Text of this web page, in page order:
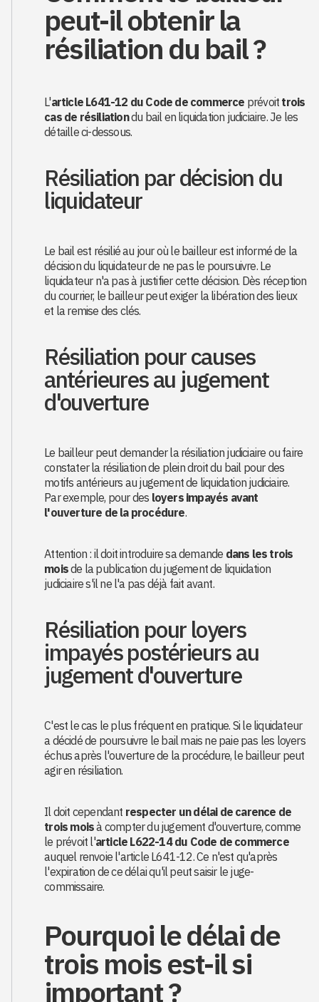
peut-il obtenir la
résiliation du bail ?
L'article L641-12 du Code de commerce prévoit trois
cas de résiliationdu bail en liquidation judiciaire. Je les
détaille ci-dessous.
Résiliation par décision du
liquidateur
Le bail est résilié au jour où le bailleur est informé de la
décision du liquidateur de ne pas le poursuivre. Le
liquidateur n'a pas à justifier cette décision. Dès réception
du courrier, le bailleur peut exiger la libération des lieux
et la remise des clés.
Résiliation pour causes
antérieures au jugement
d'ouverture
Le bailleur peut demander la résiliation judiciaire ou faire
constater la résiliation de plein droit du bail pour des
motifs antérieurs au jugement de liquidation judiciaire.
Par exemple, pour des loyers impayés avant
l'ouverture de la procédure.
Attention : il doit introduire sa demande dans les trois
moisde la publication du jugement de liquidation
judiciaire s'il ne l'a pas déjà fait avant.
Résiliation pour loyers
impayés postérieurs au
jugement d'ouverture
C'est le cas le plus fréquent en pratique. Si le liquidateur
a décidé de poursuivre le bail mais ne paie pas les loyers
échus après l'ouverture de la procédure, le bailleur peut
agir en résiliation.
Il doit cependant respecter un délai de carence de
trois moisà compter du jugement d'ouverture, comme
le prévoit l'article L622-14 du Code de commerce
auquel renvoie l'article L641-12. Ce n'est qu'après
l'expiration de ce délai qu'il peut saisir le juge-
commissaire.
Pourquoi le délai de
trois mois est-il si
important ?